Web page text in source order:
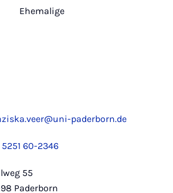
Ehemalige
paderborn.de
5251 60-2346
55
Paderborn